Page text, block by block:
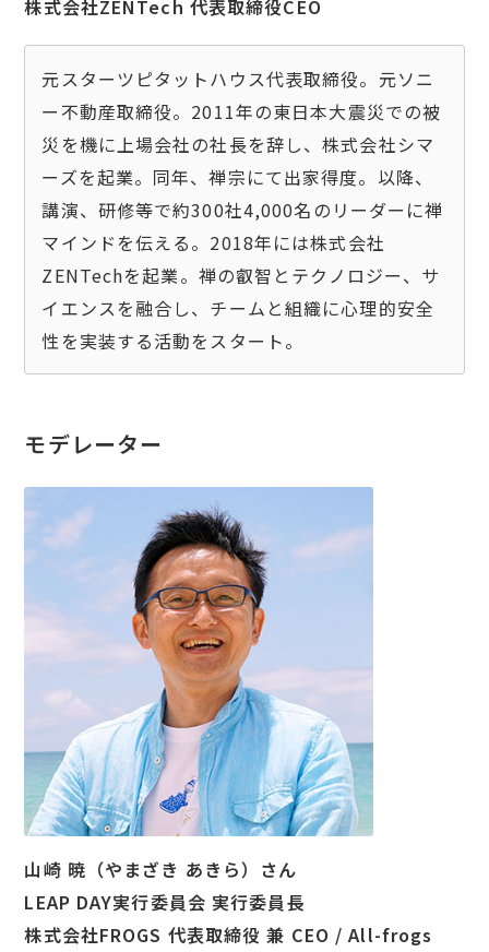
株式会社ZENTech 代表取締役CEO
元スターツピタットハウス代表取締役。元ソニ
ー不動産取締役。2011年の東日本大震災での被
災を機に上場会社の社長を辞し、株式会社シマ
ーズを起業。同年、禅宗にて出家得度。以降、
講演、研修等で約300社4,000名のリーダーに禅
マインドを伝える。2018年には株式会社
ZENTechを起業。禅の叡智とテクノロジー、サ
イエンスを融合し、チームと組織に心理的安全
モデレーター
山崎 暁（やまざき あきら）さん
LEAP DAY実行委員会 実行委員長
株式会社FROGS 代表取締役 兼 CEO / All-frogs